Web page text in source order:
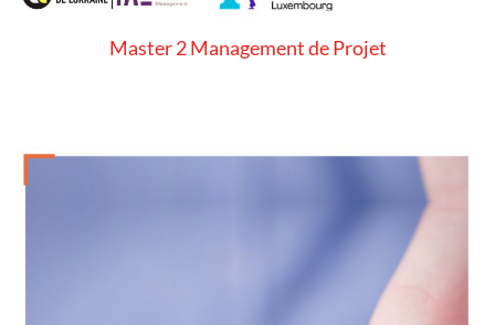
Master 2 Management de Projet